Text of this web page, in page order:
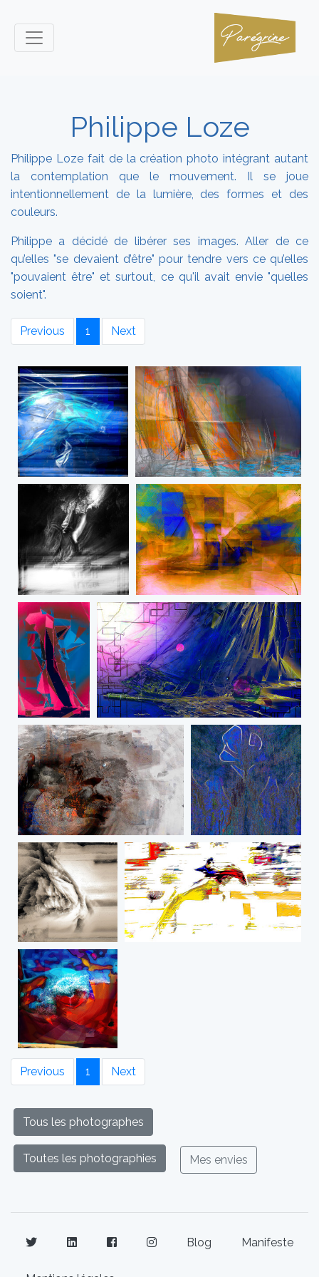
Philippe Loze
Philippe Loze fait de la création photo intégrant autant
la contemplation que le mouvement. Il se joue
intentionnellement de la lumière, des formes et des
couleurs.
Philippe a décidé de libérer ses images. Aller de ce
qu’elles "se devaient d’être" pour tendre vers ce qu’elles
"pouvaient être" et surtout, ce qu'il avait envie "quelles
soient".
Previous 1 Next
Previous 1 Next
Tous les photographes
Toutes les photographies Mes envies
Blog Manifeste